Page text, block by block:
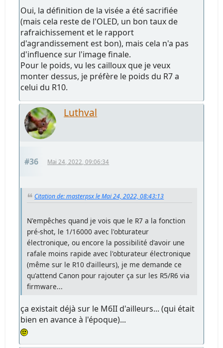
Oui, la définition de la visée a été sacrifiée
(mais cela reste de l'OLED, un bon taux de
rafraichissement et le rapport
d'agrandissement est bon), mais cela n'a pas
d'influence sur l'image finale.
Pour le poids, vu les cailloux que je veux
monter dessus, je préfère le poids du R7 a
celui du R10.
Luthval
#36 Mai 24, 2022, 09:06:34
Citation de: masterpsx le Mai 24, 2022, 08:43:13
N'empêches quand je vois que le R7 a la fonction
pré-shot, le 1/16000 avec l'obturateur
électronique, ou encore la possibilité d'avoir une
rafale moins rapide avec l'obturateur électronique
(même sur le R10 d'ailleurs), je me demande ce
qu'attend Canon pour rajouter ça sur les R5/R6 via
firmware...
ça existait déjà sur le M6II d'ailleurs... (qui était
bien en avance à l'époque)...